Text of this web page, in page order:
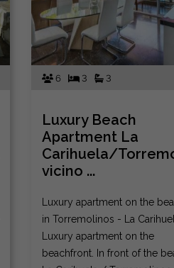
6 3 3
Luxury Beach
Apartment La
Carihuela/
vicino ...
Luxury apartment on the
in Torremolinos - La
Luxury apartment on the
beachfront. In front of the